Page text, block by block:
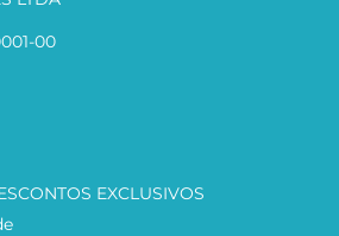
00
EXCLUSIVOS